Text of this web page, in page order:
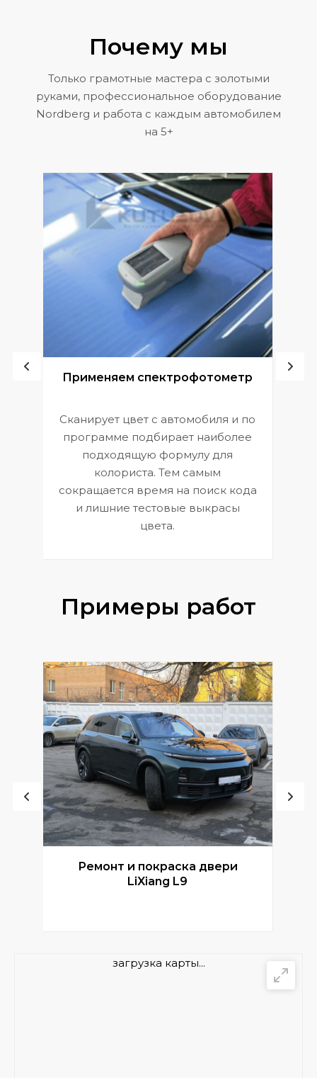
Почему мы
Только грамотные мастера с золотыми
руками, профессиональное оборудование
Nordberg и работа с каждым автомобилем
на 5+
Применяем спектрофотометр
Сканирует цвет с автомобиля и по
программе подбирает наиболее
подходящую формулу для
колориста. Тем самым
сокращается время на поиск кода
и лишние тестовые выкрасы
цвета.
Примеры работ
Ремонт и покраска двери
LiXiang L9
загрузка карты...